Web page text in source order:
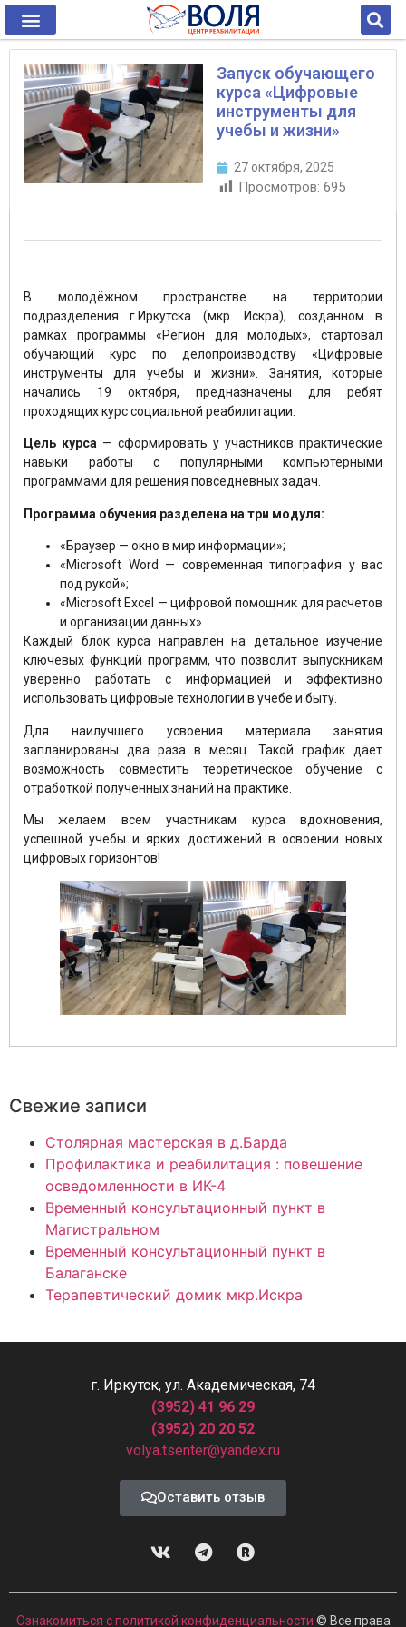
Запуск обучающего
курса «Цифровые
инструменты для
учебы и жизни»
27 октября, 2025
Просмотров: 695
В молодёжном пространстве на территории
подразделения г.Иркутска (мкр. Искра), созданном в
рамках программы «Регион для молодых», стартовал
обучающий курс по делопроизводству «Цифровые
инструменты для учебы и жизни». Занятия, которые
начались 19 октября, предназначены для ребят
проходящих курс социальной реабилитации.
Цель курса — сформировать у участников практические
навыки работы с популярными компьютерными
программами для решения повседневных задач.
Программа обучения разделена на три модуля:
«Браузер — окно в мир информации»;
«Microsoft Word — современная типография у вас
под рукой»;
«Microsoft Excel — цифровой помощник для расчетов
и организации данных».
Каждый блок курса направлен на детальное изучение
ключевых функций программ, что позволит выпускникам
уверенно работать с информацией и эффективно
использовать цифровые технологии в учебе и быту.
Для наилучшего усвоения материала занятия
запланированы два раза в месяц. Такой график дает
возможность совместить теоретическое обучение с
отработкой полученных знаний на практике.
Мы желаем всем участникам курса вдохновения,
успешной учебы и ярких достижений в освоении новых
цифровых горизонтов!
Свежие записи
Столярная мастерская в д.Барда
Профилактика и реабилитация : повешение
осведомленности в ИК-4
Временный консультационный пункт в
Магистральном
Временный консультационный пункт в
Балаганске
Терапевтический домик мкр.Искра
г. Иркутск, ул. Академическая, 74
(3952) 41 96 29
(3952) 20 20 52
volya.tsenter@yandex.ru
Оставить отзыв
Ознакомиться с политикой конфиденциальности © Все права